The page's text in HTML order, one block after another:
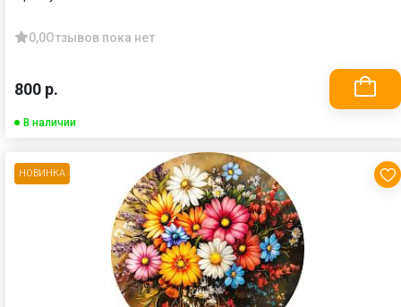
0,0Отзывов пока нет
800 р.
В наличии
НОВИНКА